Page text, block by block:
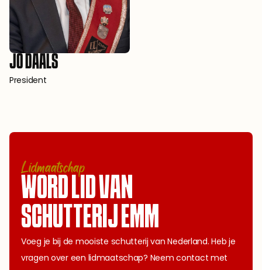
JO DAALS
President
Lidmaatschap
WORD LID VAN
SCHUTTERIJ EMM
Voeg je bij de mooiste schutterij van Nederland. Heb je
vragen over een lidmaatschap? Neem contact met